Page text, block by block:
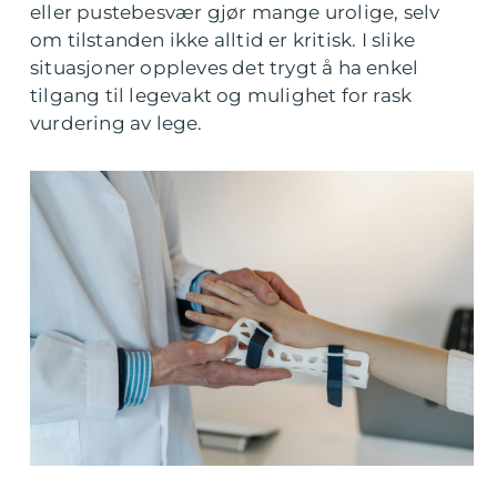
eller pustebesvær gjør mange urolige, selv
om tilstanden ikke alltid er kritisk. I slike
situasjoner oppleves det trygt å ha enkel
tilgang til legevakt og mulighet for rask
vurdering av lege.